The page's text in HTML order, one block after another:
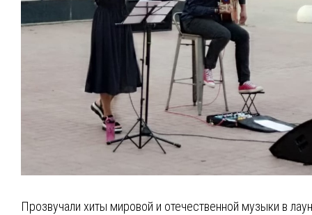
Прозвучали хиты мировой и отечественной музыки в